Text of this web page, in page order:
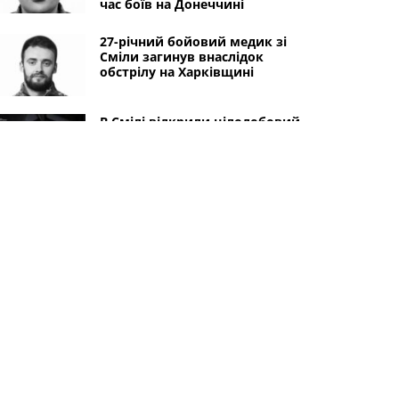
час боїв на Донеччині
27-річний бойовий медик зі
Сміли загинув внаслідок
обстрілу на Харківщині
В Смілі відкрили цілодобовий